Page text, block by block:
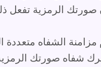
صورتك الرمزية تفعل
الشفاه متعددة
شفاه صورتك